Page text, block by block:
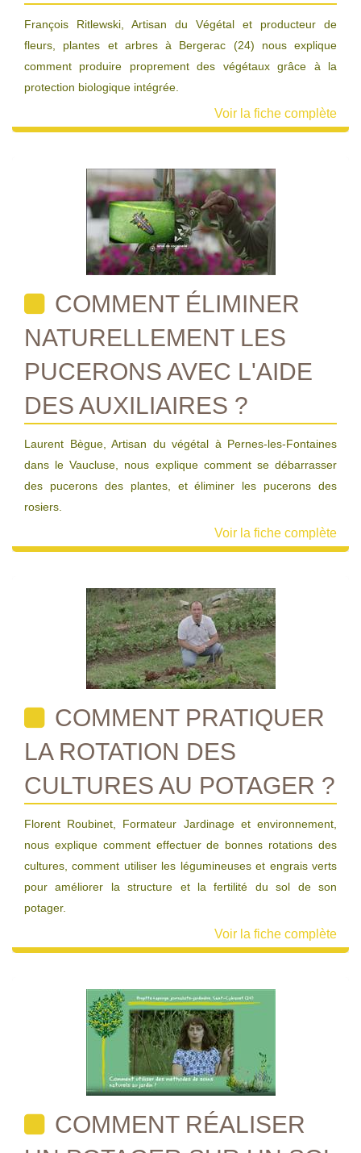
François Ritlewski, Artisan du Végétal et producteur de
fleurs, plantes et arbres à Bergerac (24) nous explique
comment produire proprement des végétaux grâce à la
protection biologique intégrée.
Voir la fiche complète
COMMENT ÉLIMINER
NATURELLEMENT LES
PUCERONS AVEC L'AIDE
DES AUXILIAIRES ?
Laurent Bègue, Artisan du végétal à Pernes-les-Fontaines
dans le Vaucluse, nous explique comment se débarrasser
des pucerons des plantes, et éliminer les pucerons des
rosiers.
Voir la fiche complète
COMMENT PRATIQUER
LA ROTATION DES
CULTURES AU POTAGER ?
Florent Roubinet, Formateur Jardinage et environnement,
nous explique comment effectuer de bonnes rotations des
cultures, comment utiliser les légumineuses et engrais verts
pour améliorer la structure et la fertilité du sol de son
potager.
Voir la fiche complète
COMMENT RÉALISER